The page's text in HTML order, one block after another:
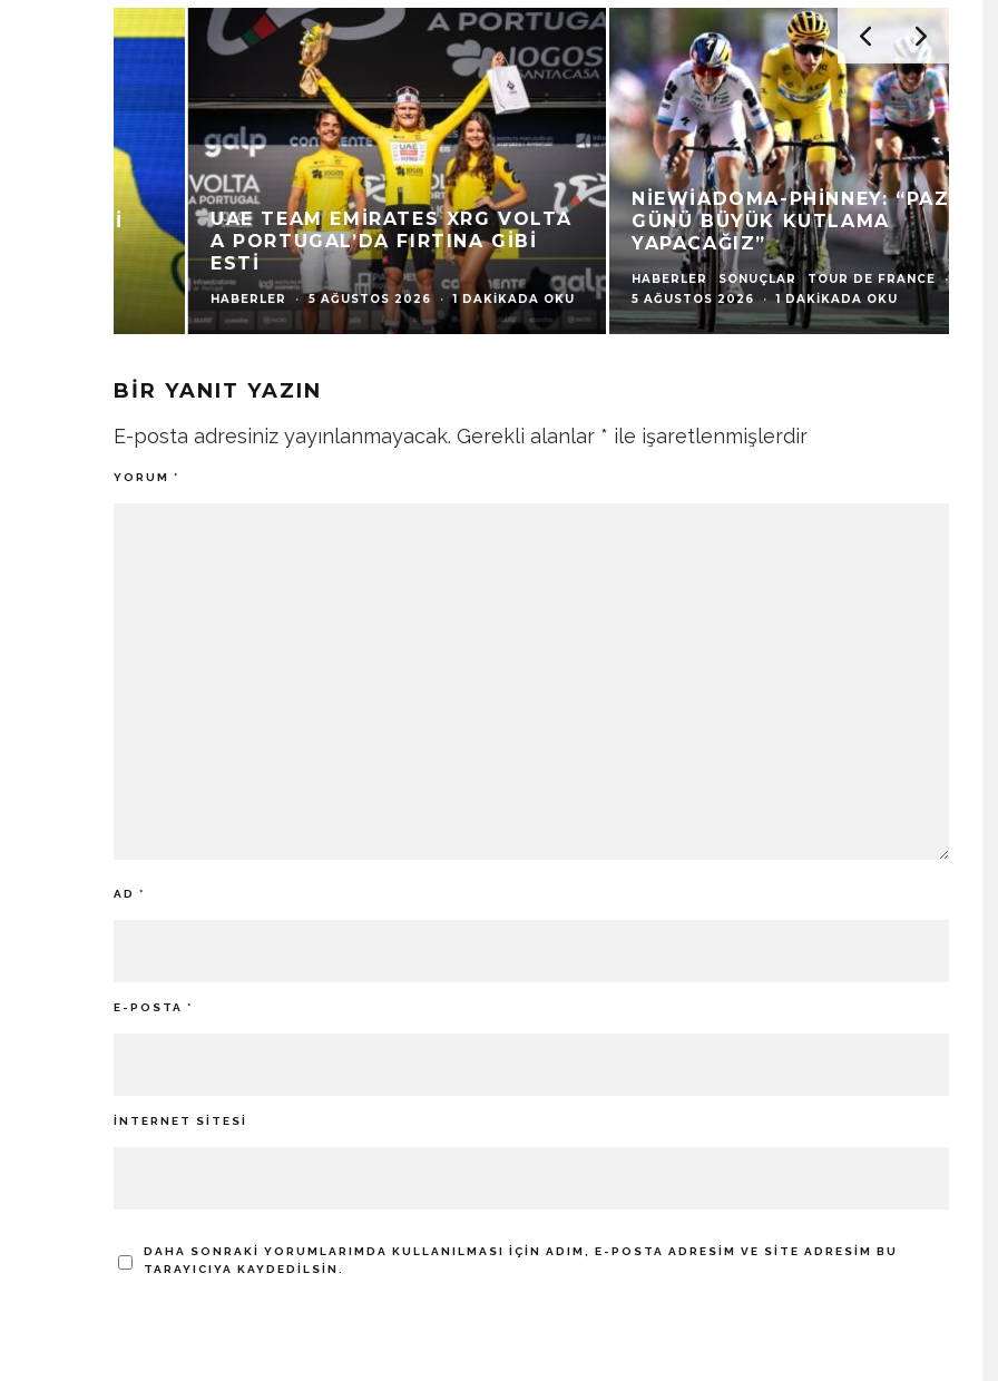
UAE TEAM EMIRATES XRG VOLTA
A PORTUGAL’DA FIRTINA GIBI
ESTI
HABERLER · 5 AĞUSTOS 2026 · 1 DAKIKADA OKU
NIEWIADOMA-PHINNEY: “PAZAR
GÜNÜ BÜYÜK KUTLAMA
YAPACAĞIZ”
HABERLER SONUÇLAR TOUR DE FRANCE
·
5 AĞUSTOS 2026
· 1 DAKIKADA OKU
BIR YANIT YAZIN
E-posta adresiniz yayınlanmayacak. Gerekli alanlar * ile işaretlenmişlerdir
YORUM *
AD *
E-POSTA *
İNTERNET SITESI
DAHA SONRAKI YORUMLARIMDA KULLANILMASI IÇIN ADIM, E-POSTA ADRESIM VE SITE ADRESIM BU
TARAYICIYA KAYDEDILSIN.